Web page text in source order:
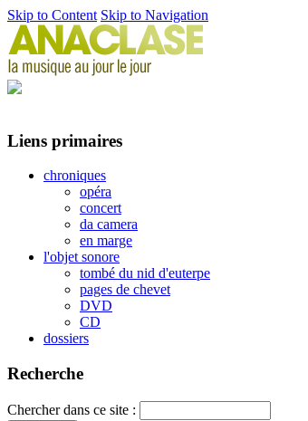
Skip to Content Skip to Navigation
Liens primaires
chroniques
opéra
concert
da camera
en marge
l'objet sonore
tombé du nid d'euterpe
pages de chevet
DVD
CD
dossiers
Recherche
Chercher dans ce site :